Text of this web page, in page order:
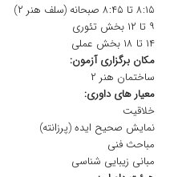
۸:۱۵ تا ۸:۴۵ صبحانه (سلف هنر ۲)
۹ تا ۱۲ بخش تئوری
۱۴ تا ۱۸ بخش عملی
مکان برگزاری آزمون:
ساختمان هنر ۲
معیار های داوری:
خلاقیت
نمایش صحیح ایده (پرزانته)
مباحث فنی
مبانی زیبایی شناسی